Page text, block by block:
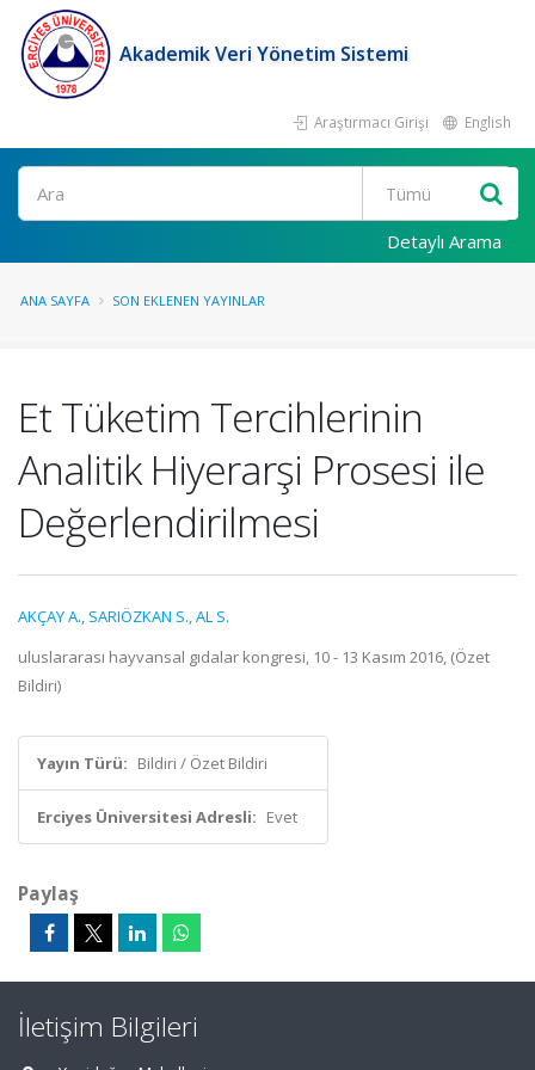
Akademik Veri Yönetim Sistemi
Araştırmacı Girişi English
Ara
Detaylı Arama
ANA SAYFA SON EKLENEN YAYINLAR
Et Tüketim Tercihlerinin
Analitik Hiyerarşi Prosesi ile
Değerlendirilmesi
AKÇAY A., SARIÖZKAN S.,AL S.
uluslararası hayvansal gıdalar kongresi, 10 - 13 Kasım 2016, (Özet
Bildiri)
Yayın Türü: Bildiri / Özet Bildiri
Erciyes Üniversitesi Adresli: Evet
Paylaş
İletişim Bilgileri